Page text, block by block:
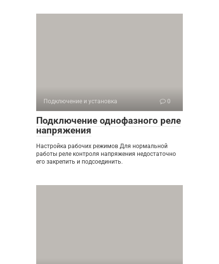
Подключение и установка 0
Подключение однофазного реле
напряжения
Настройка рабочих режимов Для нормальной
работы реле контроля напряжения недостаточно
его закрепить и подсоединить.